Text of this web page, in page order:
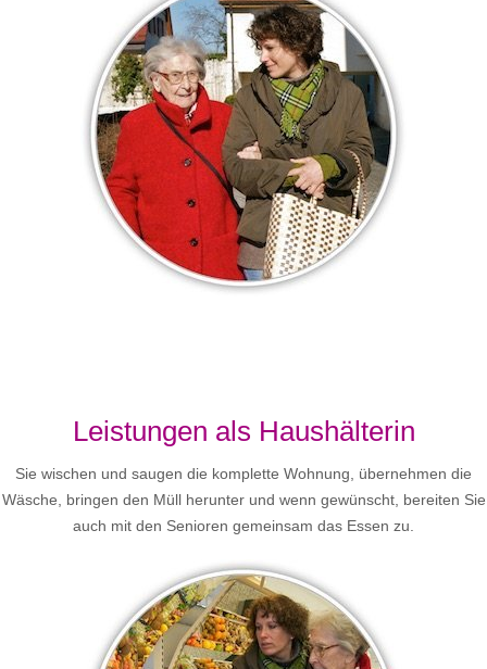
Leistungen als Haushälterin
Sie wischen und saugen die komplette Wohnung, übernehmen die
Wäsche, bringen den Müll herunter und wenn gewünscht, bereiten Sie
auch mit den Senioren gemeinsam das Essen zu.